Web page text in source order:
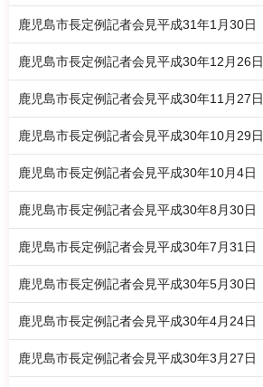
鹿児島市長定例記者会見平成31年1月30日
鹿児島市長定例記者会見平成30年12月26日
鹿児島市長定例記者会見平成30年11月27日
鹿児島市長定例記者会見平成30年10月29日
鹿児島市長定例記者会見平成30年10月4日
鹿児島市長定例記者会見平成30年8月30日
鹿児島市長定例記者会見平成30年7月31日
鹿児島市長定例記者会見平成30年5月30日
鹿児島市長定例記者会見平成30年4月24日
鹿児島市長定例記者会見平成30年3月27日